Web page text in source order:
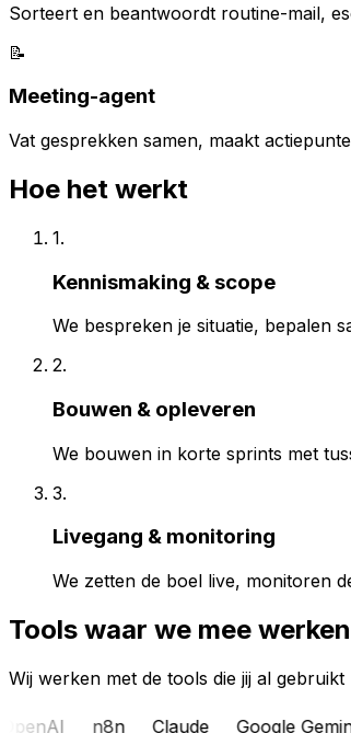
Sorteert en beantwoordt routine-mail,
📝
Meeting-agent
Vat gesprekken samen, maakt
Hoe het werkt
1.
Kennismaking & scope
We bespreken je situatie, bepalen
2.
Bouwen & opleveren
We bouwen in korte sprints met
3.
Livegang & monitoring
We zetten de boel live, monitoren
Tools waar we mee werken
Wij werken met de tools die jij al gebruikt
n8n Claude Google